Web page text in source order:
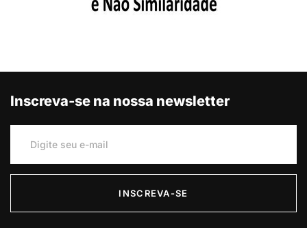
Inscreva-se na nossa newsletter
INSCREVA-SE